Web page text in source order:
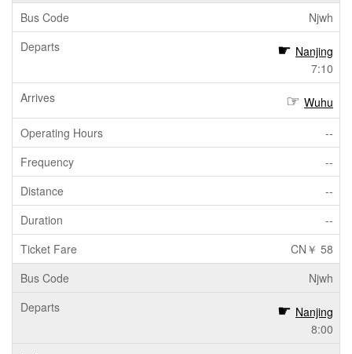
Njwh
Nanjing
7:10
Wuhu
--
--
--
--
CN￥ 58
Njwh
Nanjing
8:00